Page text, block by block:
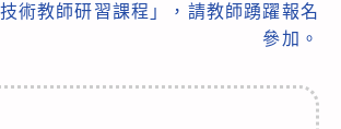
術教師研習課程」，請教師踴躍報名
參加。